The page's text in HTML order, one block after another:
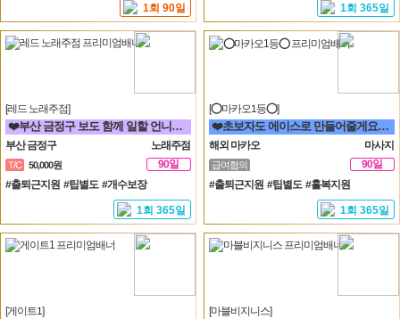
1회 90일 1회 365일
[레드 노래주점]
❤️부산 금정구 보도 함께 일할 언니들 모집 노래방알바❤️
부산 금정구 노래주점
T/C 50,000원
90일
#출퇴근지원 #팁별도 #개수보장
1회 365일
[⭕마카오1등⭕]
❤️초보자도 에이스로 만들어줄게요. 우리 가게 오면, 수입 부터 다릅니다.❤️
해외 마카오 마사지
급여협의
90일
#출퇴근지원 #팁별도 #홀복지원
1회 365일
[게이트1] [마블비지니스]